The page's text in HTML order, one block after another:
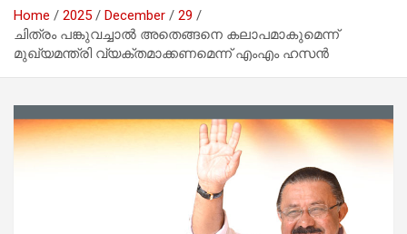
Home 2025 December
29
ചിത്രം പങ്കുവച്ചാല്‍ അതെങ്ങനെ കലാപമാകുമെന്ന്
മുഖ്യമന്ത്രി വ്യക്തമാക്കണമെന്ന് എംഎം ഹസന്‍